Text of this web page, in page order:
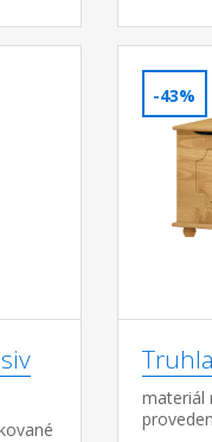
-43%
materiál